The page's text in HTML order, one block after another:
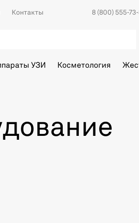
Контакты 8 (800) 555-
УЗИ Косметология